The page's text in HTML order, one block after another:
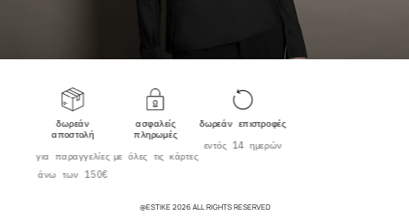
δωρεάν
αποστολή
για παραγγελίες
άνω των 150€
ασφαλείς
πληρωμές
με όλες τις κάρτες
δωρεάν επιστροφές
εντός 14 ημερών
@ESTIKE 2026 ALL RIGHTS RESERVED